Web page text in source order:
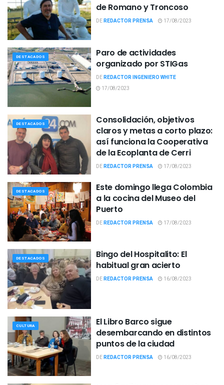
de Romano y Troncoso
DEREDACTOR PRENSA 17/08/2023
DESTACADOS
Paro de actividades
organizado por STIGas
DEREDACTOR INGENIERO WHITE
17/08/2023
DESTACADOS
Consolidación, objetivos
claros y metas a corto plazo:
así funciona la Cooperativa
de la Ecoplanta de Cerri
DEREDACTOR PRENSA 17/08/2023
DESTACADOS
Este domingo llega Colombia
a la cocina del Museo del
Puerto
DEREDACTOR PRENSA 17/08/2023
DESTACADOS
Bingo del Hospitalito: El
habitual gran acierto
DEREDACTOR PRENSA 16/08/2023
CULTURA
El Libro Barco sigue
desembarcando en distintos
puntos de la ciudad
DEREDACTOR PRENSA 16/08/2023